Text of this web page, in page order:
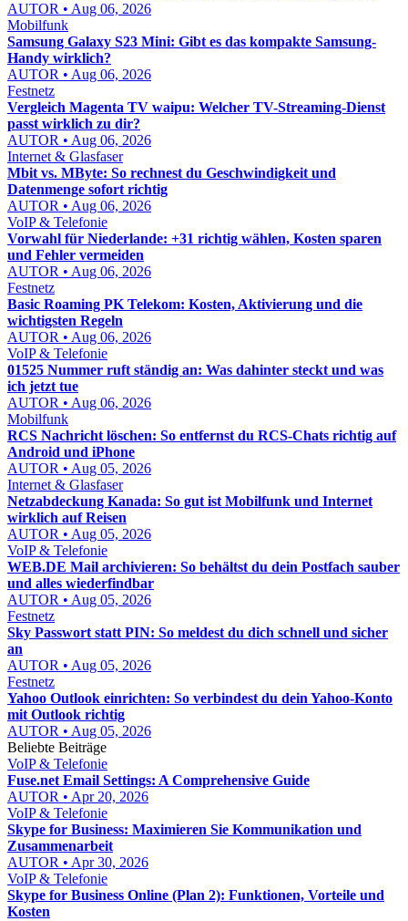
AUTOR • Aug 06, 2026
Mobilfunk
Samsung Galaxy S23 Mini: Gibt es das kompakte Samsung-
Handy wirklich?
AUTOR • Aug 06, 2026
Festnetz
Vergleich Magenta TV waipu: Welcher TV-Streaming-Dienst
passt wirklich zu dir?
AUTOR • Aug 06, 2026
Internet & Glasfaser
Mbit vs. MByte: So rechnest du Geschwindigkeit und
Datenmenge sofort richtig
AUTOR • Aug 06, 2026
VoIP & Telefonie
Vorwahl für Niederlande: +31 richtig wählen, Kosten sparen
und Fehler vermeiden
AUTOR • Aug 06, 2026
Festnetz
Basic Roaming PK Telekom: Kosten, Aktivierung und die
wichtigsten Regeln
AUTOR • Aug 06, 2026
VoIP & Telefonie
01525 Nummer ruft ständig an: Was dahinter steckt und was
ich jetzt tue
AUTOR • Aug 06, 2026
Mobilfunk
RCS Nachricht löschen: So entfernst du RCS-Chats richtig auf
Android und iPhone
AUTOR • Aug 05, 2026
Internet & Glasfaser
Netzabdeckung Kanada: So gut ist Mobilfunk und Internet
wirklich auf Reisen
AUTOR • Aug 05, 2026
VoIP & Telefonie
WEB.DE Mail archivieren: So behältst du dein Postfach sauber
und alles wiederfindbar
AUTOR • Aug 05, 2026
Festnetz
Sky Passwort statt PIN: So meldest du dich schnell und sicher
an
AUTOR • Aug 05, 2026
Festnetz
Yahoo Outlook einrichten: So verbindest du dein Yahoo-Konto
mit Outlook richtig
AUTOR • Aug 05, 2026
Beliebte Beiträge
VoIP & Telefonie
Fuse.net Email Settings: A Comprehensive Guide
AUTOR • Apr 20, 2026
VoIP & Telefonie
Skype for Business: Maximieren Sie Kommunikation und
Zusammenarbeit
AUTOR • Apr 30, 2026
VoIP & Telefonie
Skype for Business Online (Plan 2): Funktionen, Vorteile und
Kosten